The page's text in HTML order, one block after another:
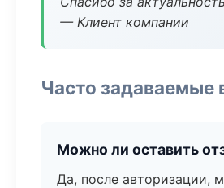
— Клиент компании
Часто задаваемые
Можно ли оставить
Да, после авторизации,